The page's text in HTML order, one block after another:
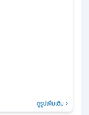
ดูรูปเพิ่มเติม